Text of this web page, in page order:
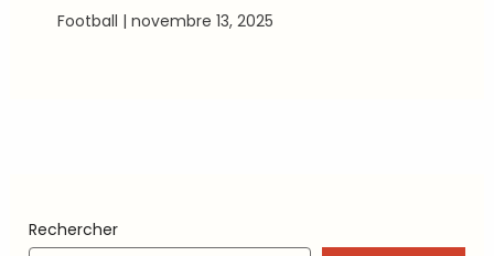
Football | novembre 13, 2025
Rechercher